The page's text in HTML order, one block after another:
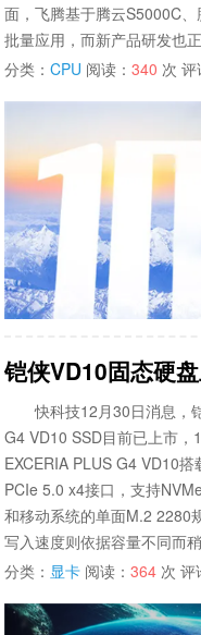
面，飞腾基于腾云S5000C
批量应用，而新产品研发也
分类：CPU 阅读：340 次
铠侠VD10固态硬
快科技12月30日消息，
G4 VD10 SSD目前已上市，
EXCERIA PLUS G4 VD10
PCIe 5.0 x4接口，支持
和移动系统的单面M.2 2280
写入速度则依据容量不同而
分类： 显卡 阅读：364 次 评